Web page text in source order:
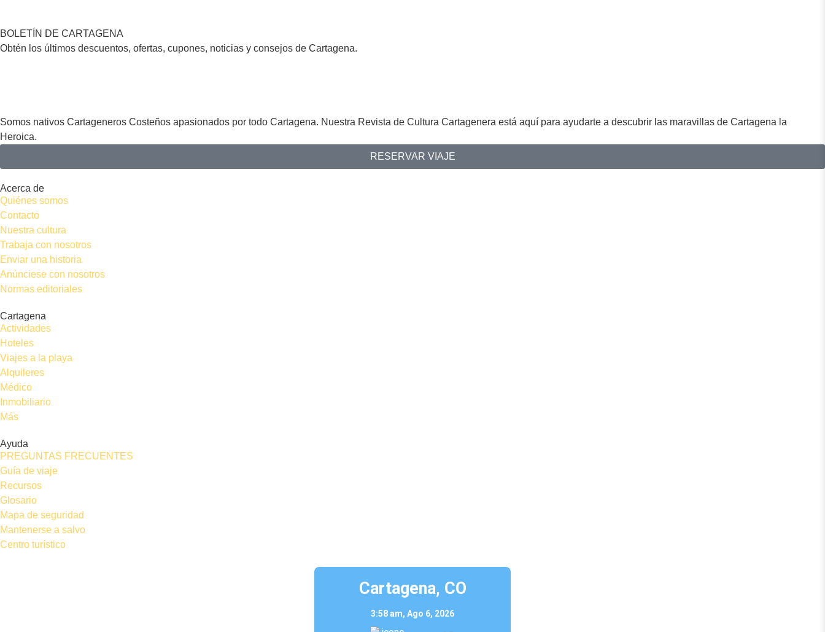
BOLETÍN DE CARTAGENA
Obtén los últimos descuentos, ofertas, cupones, noticias y consejos de Cartagena.
Somos nativos Cartageneros Costeños apasionados por todo Cartagena. Nuestra Revista de Cultura Cartagenera está aquí para ayudarte a descubrir las maravillas de Cartagena la
Heroica.
RESERVAR VIAJE
Acerca de
Quiénes somos
Contacto
Nuestra cultura
Trabaja con nosotros
Enviar una historia
Anúnciese con nosotros
Normas editoriales
Cartagena
Actividades
Hoteles
Viajes a la playa
Alquileres
Médico
Inmobiliario
Más
Ayuda
PREGUNTAS FRECUENTES
Guía de viaje
Recursos
Glosario
Mapa de seguridad
Mantenerse a salvo
Centro turístico
Cartagena, CO
3:58 am, Ago 6, 2026